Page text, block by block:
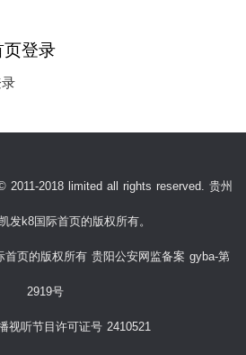
页登录
2011-2018 limited all rights reserved. 贵州
发k8国际首页的版权所有。
页的版权所有 贵阳公安网监备案 gyba-第
2919号
视听节目许可证号 2410521